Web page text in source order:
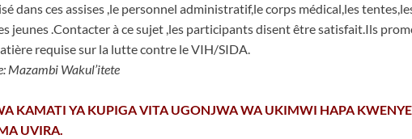
dans ces assises ,le personnel administratif,le corps médical,les
jeunes .Contacter à ce sujet ,les participants disent être satisfait.Ils
requise sur la lutte contre le VIH/SIDA.
Mazambi Wakul’itete
KAMATI YA KUPIGA VITA UGONJWA WA UKIMWI HAPA
UVIRA.